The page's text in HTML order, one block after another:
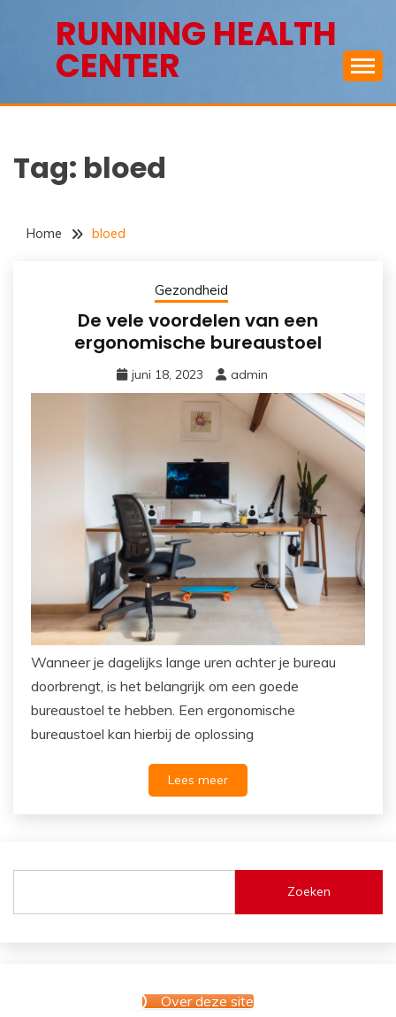
RUNNING HEALTH
CENTER
Tag: bloed
Home bloed
Gezondheid
De vele voordelen van een
ergonomische bureaustoel
juni 18, 2023 admin
Wanneer je dagelijks lange uren achter je bureau
doorbrengt, is het belangrijk om een goede
bureaustoel te hebben. Een ergonomische
bureaustoel kan hierbij de oplossing
Lees meer
Zoeken
Over deze site